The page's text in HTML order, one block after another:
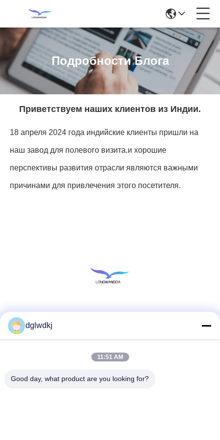
Подробности Блога
Приветствуем наших клиентов из Индии.
18 апреля 2024 года индийские клиенты пришли на
наш завод для полевого визита.и хорошие
перспективы развития отрасли являются важными
причинами для привлечения этого посетителя.
Быстрый контакт
Телефон
dglwdkj
11:51 AM
Good day, what product are you looking for?